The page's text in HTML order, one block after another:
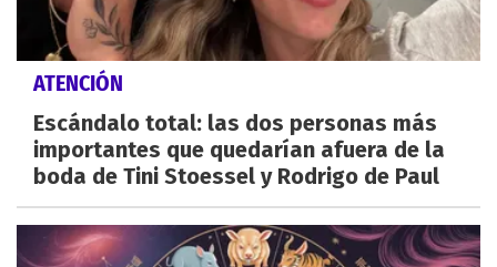
ATENCIÓN
Escándalo total: las dos personas más
importantes que quedarían afuera de la
boda de Tini Stoessel y Rodrigo de Paul